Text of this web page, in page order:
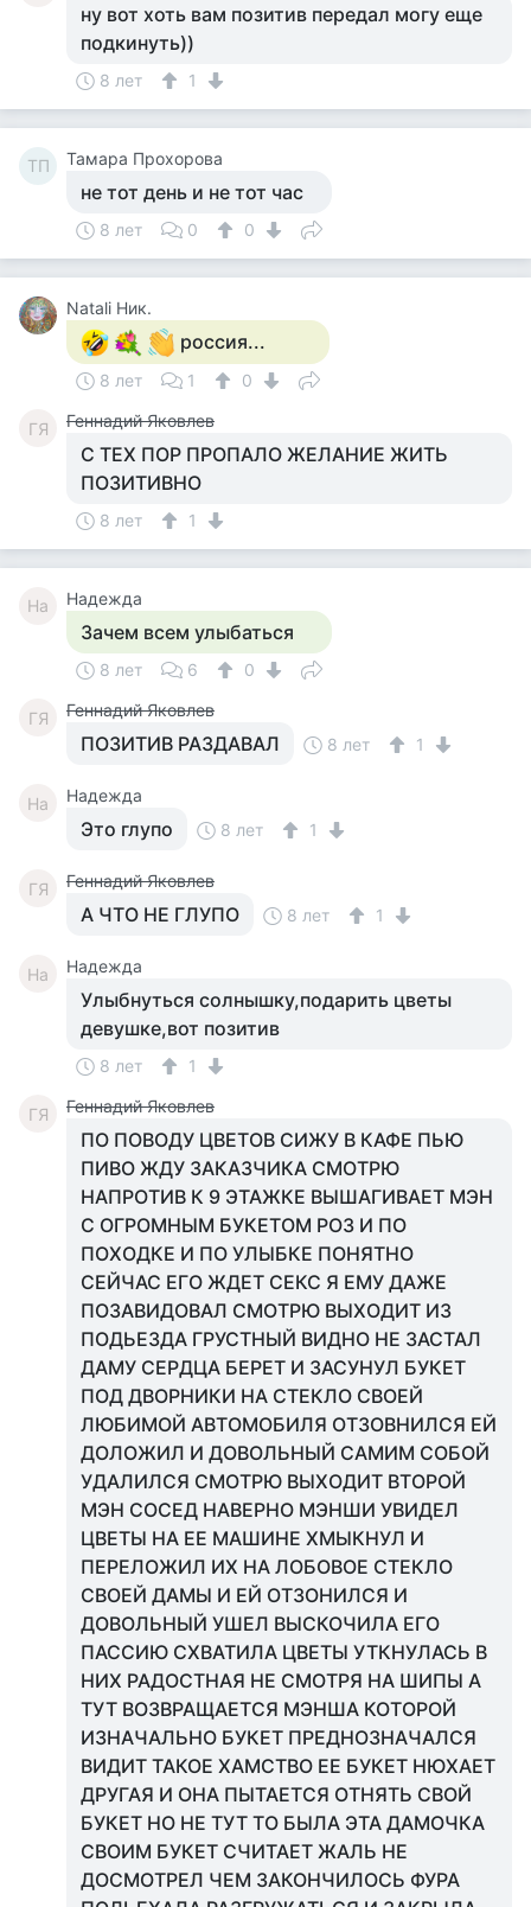
ну вот хоть вам позитив передал могу еще
подкинуть))
8 лет 1
ТП Тамара Прохорова
не тот день и не тот час
8 лет 0 0
Natali Ник.
россия...
8 лет 1 0
ГЯ Геннадий Яковлев
С ТЕХ ПОР ПРОПАЛО ЖЕЛАНИЕ ЖИТЬ
ПОЗИТИВНО
8 лет 1
На Надежда
Зачем всем улыбаться
8 лет 6 0
ГЯ Геннадий Яковлев
ПОЗИТИВ РАЗДАВАЛ 8 лет 1
На Надежда
Это глупо 8 лет 1
ГЯ Геннадий Яковлев
А ЧТО НЕ ГЛУПО 8 лет 1
На Надежда
Улыбнуться солнышку,подарить цветы
девушке,вот позитив
8 лет 1
ГЯ Геннадий Яковлев
ПО ПОВОДУ ЦВЕТОВ СИЖУ В КАФЕ ПЬЮ
ПИВО ЖДУ ЗАКАЗЧИКА СМОТРЮ
НАПРОТИВ К 9 ЭТАЖКЕ ВЫШАГИВАЕТ МЭН
С ОГРОМНЫМ БУКЕТОМ РОЗ И ПО
ПОХОДКЕ И ПО УЛЫБКЕ ПОНЯТНО
СЕЙЧАС ЕГО ЖДЕТ СЕКС Я ЕМУ ДАЖЕ
ПОЗАВИДОВАЛ СМОТРЮ ВЫХОДИТ ИЗ
ПОДЬЕЗДА ГРУСТНЫЙ ВИДНО НЕ ЗАСТАЛ
ДАМУ СЕРДЦА БЕРЕТ И ЗАСУНУЛ БУКЕТ
ПОД ДВОРНИКИ НА СТЕКЛО СВОЕЙ
ЛЮБИМОЙ АВТОМОБИЛЯ ОТЗОВНИЛСЯ ЕЙ
ДОЛОЖИЛ И ДОВОЛЬНЫЙ САМИМ СОБОЙ
УДАЛИЛСЯ СМОТРЮ ВЫХОДИТ ВТОРОЙ
МЭН СОСЕД НАВЕРНО МЭНШИ УВИДЕЛ
ЦВЕТЫ НА ЕЕ МАШИНЕ ХМЫКНУЛ И
ПЕРЕЛОЖИЛ ИХ НА ЛОБОВОЕ СТЕКЛО
СВОЕЙ ДАМЫ И ЕЙ ОТЗОНИЛСЯ И
ДОВОЛЬНЫЙ УШЕЛ ВЫСКОЧИЛА ЕГО
ПАССИЮ СХВАТИЛА ЦВЕТЫ УТКНУЛАСЬ В
НИХ РАДОСТНАЯ НЕ СМОТРЯ НА ШИПЫ А
ТУТ ВОЗВРАЩАЕТСЯ МЭНША КОТОРОЙ
ИЗНАЧАЛЬНО БУКЕТ ПРЕДНОЗНАЧАЛСЯ
ВИДИТ ТАКОЕ ХАМСТВО ЕЕ БУКЕТ НЮХАЕТ
ДРУГАЯ И ОНА ПЫТАЕТСЯ ОТНЯТЬ СВОЙ
БУКЕТ НО НЕ ТУТ ТО БЫЛА ЭТА ДАМОЧКА
СВОИМ БУКЕТ СЧИТАЕТ ЖАЛЬ НЕ
ДОСМОТРЕЛ ЧЕМ ЗАКОНЧИЛОСЬ ФУРА